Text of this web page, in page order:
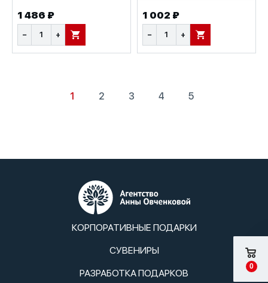
1 486 ₽
− + В КОРЗИНУ
1 002 ₽
− + В КОРЗИНУ
1 2 3 4 5
КОРПОРАТИВНЫЕ ПОДАРКИ
СУВЕНИРЫ
РАЗРАБОТКА ПОДАРКОВ
0